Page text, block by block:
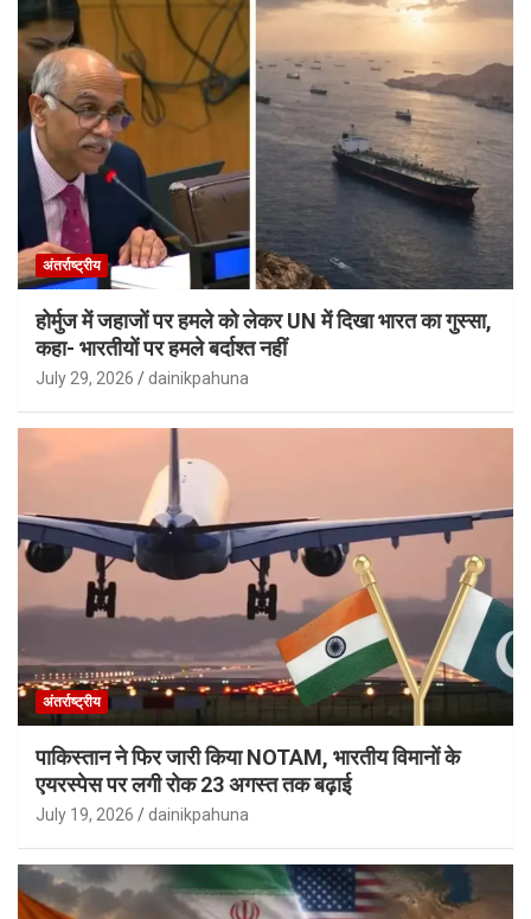
अंतर्राष्ट्रीय
होर्मुज में जहाजों पर हमले को लेकर UN में दिखा भारत का गुस्सा,
कहा- भारतीयों पर हमले बर्दाश्त नहीं
July 29, 2026 dainikpahuna
अंतर्राष्ट्रीय
पाकिस्तान ने फिर जारी किया NOTAM, भारतीय विमानों के
एयरस्पेस पर लगी रोक 23 अगस्त तक बढ़ाई
July 19, 2026 dainikpahuna